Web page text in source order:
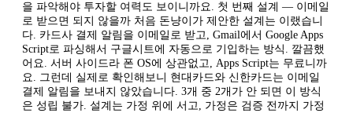
을 파악해야 투자할 여력도 보이니까요. 첫 번째 설계 — 이메일
로 받으면 되지 않을까 처음 돈냥이가 제안한 설계는 이랬습니
다. 카드사 결제 알림을 이메일로 받고, Gmail에서 Google Apps
Script로 파싱해서 구글시트에 자동으로 기입하는 방식. 깔끔했
어요. 서버 사이드라 폰 OS에 상관없고, Apps Script는 무료니까
요. 그런데 실제로 확인해보니 현대카드와 신한카드는 이메일
결제 알림을 보내지 않았습니다. 3개 중 2개가 안 되면 이 방식
은 성립 불가. 설계는 가정 위에 서고, 가정은 검증 전까지 가정